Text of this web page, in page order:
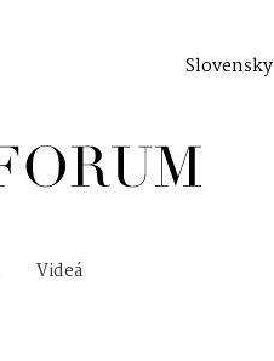
Slovensky
Videá